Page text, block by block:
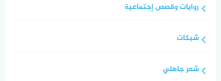
روايات وقصص إجتماعية
شبكات
شعر جاهلي